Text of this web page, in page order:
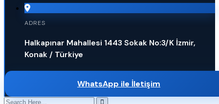
ADRES
Halkapınar Mahallesi 1443 Sokak No:3/K İzmir,
Konak / Türkiye
WhatsApp ile İletişim